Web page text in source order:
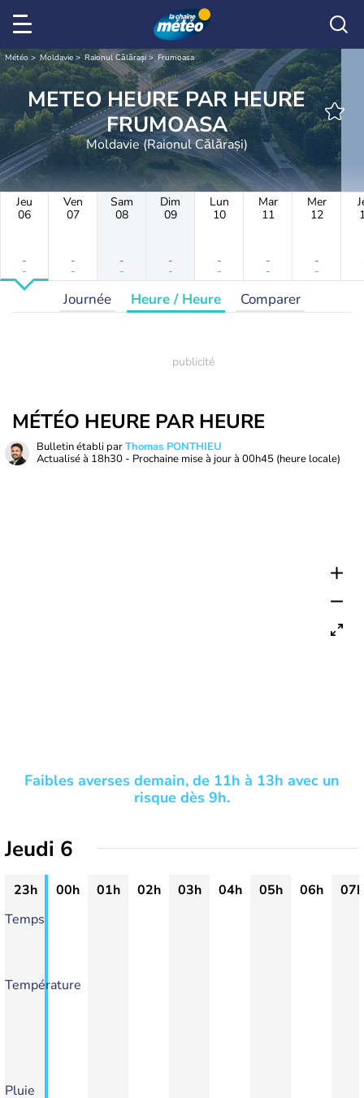
Météo Moldavie Raionul Călărași Frumoasa
METEO HEURE PAR HEURE
FRUMOASA
Moldavie (Raionul Călărași)
Jeu
06
-
-
Ven
07
-
-
Sam
08
-
-
Dim
09
-
-
Lun
10
-
-
Mar
11
-
-
Mer
12
-
-
Journée Heure / Heure Comparer
MÉTÉO HEURE PAR HEURE
Bulletin établi parThomas PONTHIEU
Actualisé à 18h30 - Prochaine mise à jour à 00h45 (heure locale)
Faibles averses demain, de 11h à 13h avec un
risque dès 9h.
Jeudi 6
23h 00h 01h 02h 03h 04h 05h 06h
07h
Temps
Température
Pluie